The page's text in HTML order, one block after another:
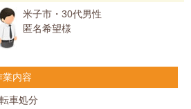
米子市・30代男性
匿名希望様
業内容
車処分